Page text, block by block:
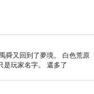
舜又回到了夢境。 白色荒原
是玩家名字。 還多了